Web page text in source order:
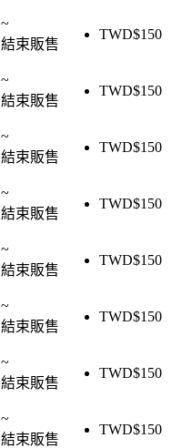
~
結束販售
TWD$150
~
結束販售
TWD$150
~
結束販售
TWD$150
~
結束販售
TWD$150
~
結束販售
TWD$150
~
結束販售
TWD$150
~
結束販售
TWD$150
~
結束販售
TWD$150